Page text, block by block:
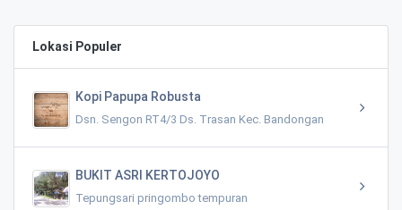
Lokasi Populer
Kopi Papupa Robusta
Dsn. Sengon RT4/3 Ds. Trasan Kec. Bandongan
BUKIT ASRI KERTOJOYO
Tepungsari pringombo tempuran